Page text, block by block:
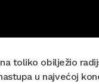
toliko obilježio
u najvećoj